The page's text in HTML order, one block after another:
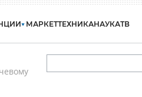
МАРКЕТТЕХНИКАНАУКАТВ